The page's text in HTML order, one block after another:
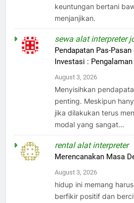
keuntungan bertani
menjanjikan.
sewa alat interpreter
Pendapatan Pas-
Investasi :
August 3, 2026
Menyisihkan
penting. Meskipun
jika dilakukan terus
modal yang sangat…
rental alat interpreter
Merencanakan Masa
August 3, 2026
hidup ini memang
berfikir positif dan